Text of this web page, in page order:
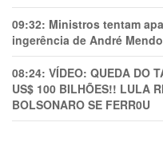
09:32: Ministros tentam
ingerência de André
08:24: VÍDEO: QUEDA DO
US$ 100 BILHÕES!! LULA
BOLSONARO SE FERR0U